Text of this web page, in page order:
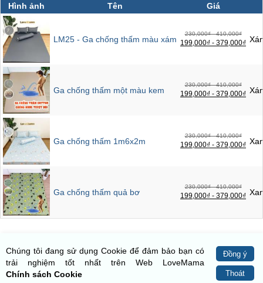
Hình ảnh Tên Giá
LM25 - Ga chống thấm màu xám
230,000₫ - 410,000₫
199,000₫ - 379,000₫
Ga chống thấm một màu kem
230,000₫ - 410,000₫
199,000₫ - 379,000₫
Ga chống thấm 1m6x2m
230,000₫ - 410,000₫
199,000₫ - 379,000₫
Ga chống thấm quả bơ
230,000₫ - 410,000₫
199,000₫ - 379,000₫
Chúng tôi đang sử dụng Cookie để đảm bảo bạn có
trải nghiệm tốt nhất trên Web LoveMama
Chính sách Cookie
Đồng ý
Thoát